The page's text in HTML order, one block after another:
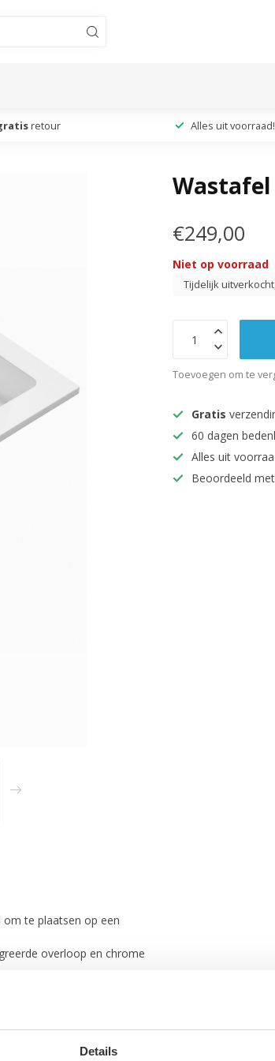
Details
retour Alles uit voorraad!
Wastafel
€249,00
Niet op voorraad
Tijdelijk
Toevoegen om te
Gratis
60 dagen
Alles uit
Beoordeeld
te plaatsen op een
overloop en chrome